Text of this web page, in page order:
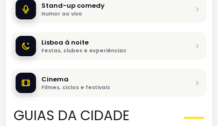
Stand-up comedy
Humor ao vivo
Lisboa à noite
Festas, clubes e experiências
Cinema
Filmes, ciclos e festivais
GUIAS DA CIDADE